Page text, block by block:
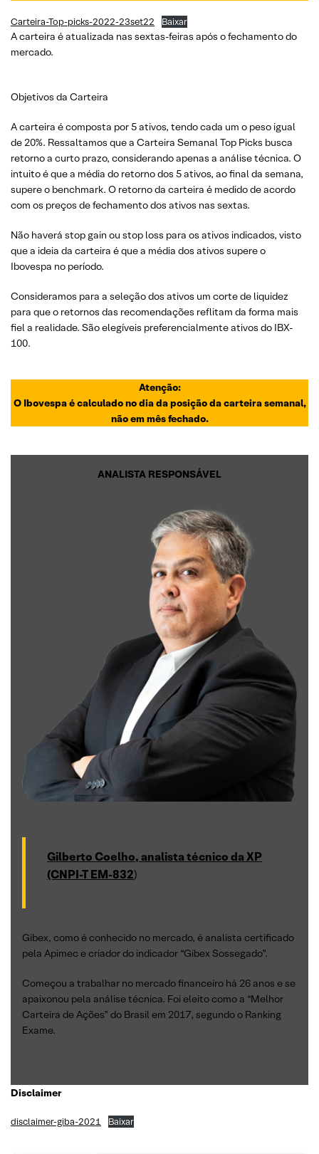
Carteira-Top-picks-2022-23set22 Baixar
A carteira é atualizada nas sextas-feiras após o fechamento do
mercado.
Objetivos da Carteira
A carteira é composta por 5 ativos, tendo cada um o peso igual
de 20%. Ressaltamos que a Carteira Semanal Top Picks busca
retorno a curto prazo, considerando apenas a análise técnica. O
intuito é que a média do retorno dos 5 ativos, ao final da semana,
supere o benchmark. O retorno da carteira é medido de acordo
com os preços de fechamento dos ativos nas sextas.
Não haverá stop gain ou stop loss para os ativos indicados, visto
que a ideia da carteira é que a média dos ativos supere o
Ibovespa no período.
Consideramos para a seleção dos ativos um corte de liquidez
para que o retornos das recomendações reflitam da forma mais
fiel a realidade. São elegíveis preferencialmente ativos do IBX-
100.
Atenção:
O Ibovespa é calculado no dia da posição da carteira semanal,
não em mês fechado.
ANALISTA RESPONSÁVEL
Gilberto Coelho, analista técnico da XP
(CNPI-T EM-832)
Gibex, como é conhecido no mercado, é analista certificado
pela Apimec e criador do indicador “Gibex Sossegado”.
Começou a trabalhar no mercado financeiro há 26 anos e se
apaixonou pela análise técnica. Foi eleito como a “Melhor
Carteira de Ações” do Brasil em 2017, segundo o Ranking
Exame.
Disclaimer
disclaimer-giba-2021 Baixar